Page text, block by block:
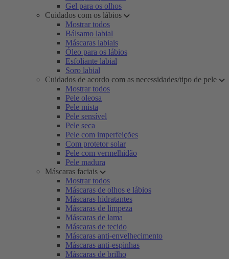
Gel para os olhos
Cuidados com os lábios
Mostrar todos
Bálsamo labial
Máscaras labiais
Óleo para os lábios
Esfoliante labial
Soro labial
Cuidados de acordo com as necessidades/tipo de pele
Mostrar todos
Pele oleosa
Pele mista
Pele sensível
Pele seca
Pele com imperfeições
Com protetor solar
Pele com vermelhidão
Pele madura
Máscaras faciais
Mostrar todos
Máscaras de olhos e lábios
Máscaras hidratantes
Máscaras de limpeza
Máscaras de lama
Máscaras de tecido
Máscaras anti-envelhecimento
Máscaras anti-espinhas
Máscaras de brilho